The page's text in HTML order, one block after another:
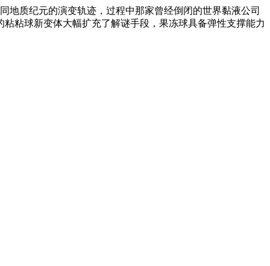
地质纪元的演变轨迹，过程中那家曾经倒闭的世界黏液公司
粘球新变体大幅扩充了解谜手段，果冻球具备弹性支撑能力